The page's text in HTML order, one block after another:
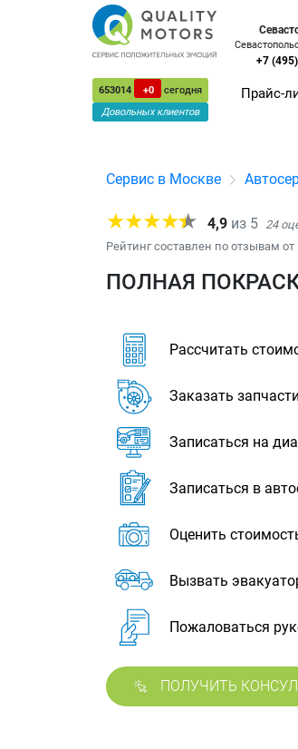
653014 +0
сегодня
Довольных клиентов
+7
Прайс-
Сервис в Москве
4,9 из 5 24
Рейтинг составлен по отзывам
ПОЛНАЯ
Рассчитать
Заказать запчасти
Записаться на
Записаться в
Оценить
Вызвать
Пожаловаться
ПОЛУЧИТЬ